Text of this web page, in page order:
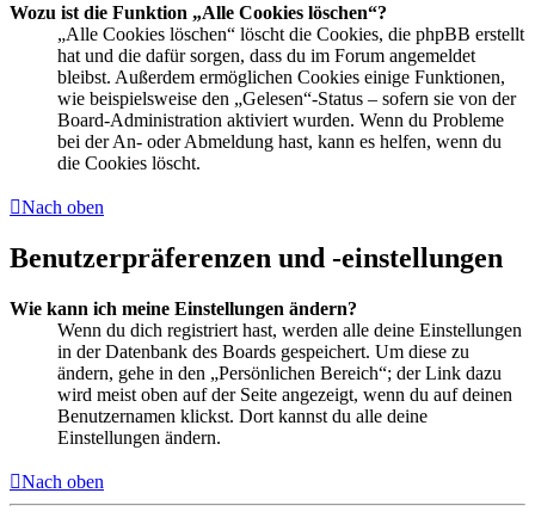
Wozu ist die Funktion „Alle Cookies löschen“?
„Alle Cookies löschen“ löscht die Cookies, die phpBB erstellt
hat und die dafür sorgen, dass du im Forum angemeldet
bleibst. Außerdem ermöglichen Cookies einige Funktionen,
wie beispielsweise den „Gelesen“-Status – sofern sie von der
Board-Administration aktiviert wurden. Wenn du Probleme
bei der An- oder Abmeldung hast, kann es helfen, wenn du
die Cookies löscht.
Nach oben
Benutzerpräferenzen und -einstellungen
Wie kann ich meine Einstellungen ändern?
Wenn du dich registriert hast, werden alle deine Einstellungen
in der Datenbank des Boards gespeichert. Um diese zu
ändern, gehe in den „Persönlichen Bereich“; der Link dazu
wird meist oben auf der Seite angezeigt, wenn du auf deinen
Benutzernamen klickst. Dort kannst du alle deine
Einstellungen ändern.
Nach oben